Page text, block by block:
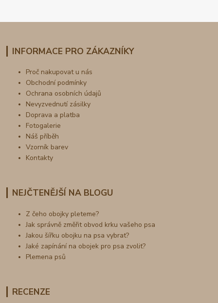
INFORMACE PRO ZÁKAZNÍKY
Proč nakupovat u nás
Obchodní podmínky
Ochrana osobních údajů
Nevyzvednutí zásilky
Doprava a platba
Fotogalerie
Náš příběh
Vzorník barev
Kontakty
NEJČTENĚJŠÍ NA BLOGU
Z čeho obojky pleteme?
Jak správně změřit obvod krku vašeho psa
Jakou šířku obojku na psa vybrat?
Jaké zapínání na obojek pro psa zvolit?
Plemena psů
RECENZE